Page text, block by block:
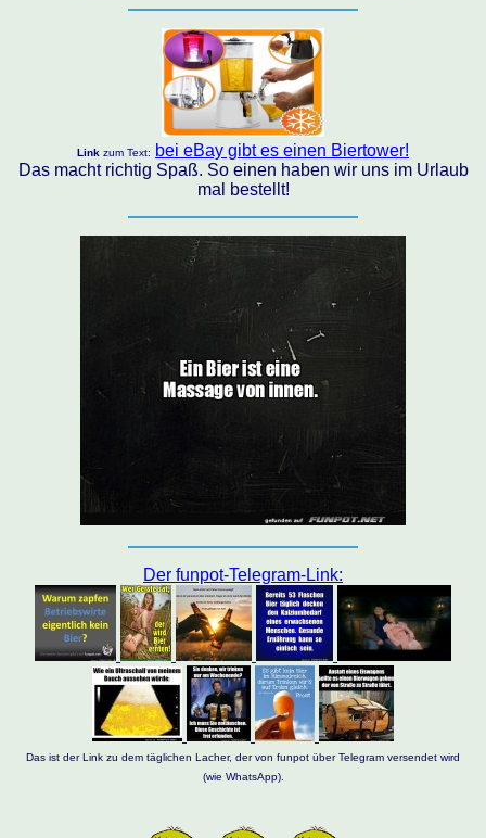
Link zum Text:
bei eBay gibt es einen Biertower!
Das macht richtig Spaß. So einen haben wir uns im Urlaub
mal bestellt!
Der funpot-Telegram-Link:
Das ist der Link zu dem täglichen Lacher, der von funpot über Telegram versendet wird
(wie WhatsApp).